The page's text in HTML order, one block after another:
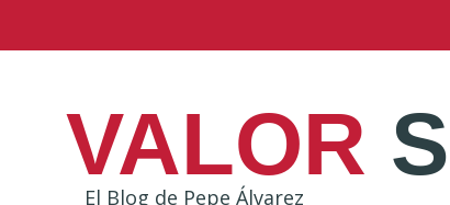
VALOR
El Blog de Pepe Álvarez